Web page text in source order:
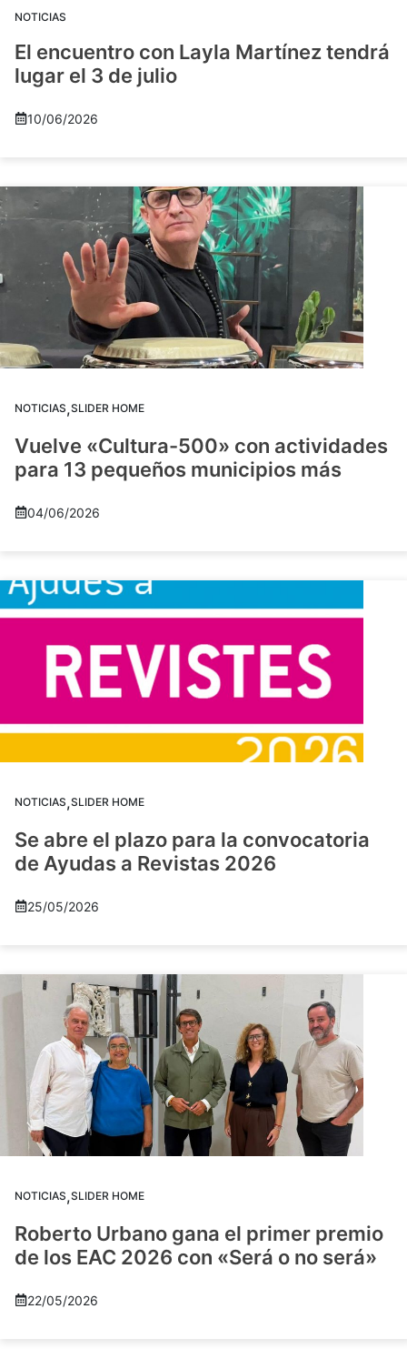
NOTICIAS
El encuentro con Layla Martínez tendrá
lugar el 3 de julio
10/06/2026
NOTICIAS,SLIDER HOME
Vuelve «Cultura-500» con actividades
para 13 pequeños municipios más
04/06/2026
NOTICIAS,SLIDER HOME
Se abre el plazo para la convocatoria
de Ayudas a Revistas 2026
25/05/2026
NOTICIAS,SLIDER HOME
Roberto Urbano gana el primer premio
de los EAC 2026 con «Será o no será»
22/05/2026